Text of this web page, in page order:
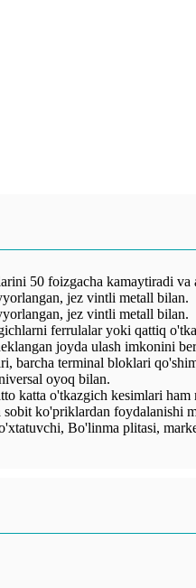
50 foizgacha kamaytiradi
jez vintli metall bilan.
jez vintli metall bilan.
ferrulalar yoki qattiq
joyda ulash imkonini
barcha terminal bloklari
oyoq bilan.
katta o'tkazgich kesimlari ham
ko'priklardan foydalanishi
Bo'linma plitasi,